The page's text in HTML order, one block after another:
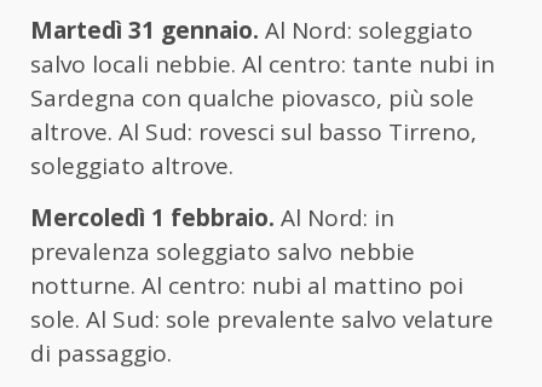
Martedì 31 gennaio. Al Nord: soleggiato
salvo locali nebbie. Al centro: tante nubi in
Sardegna con qualche piovasco, più sole
altrove. Al Sud: rovesci sul basso Tirreno,
soleggiato altrove.
Mercoledì 1 febbraio. Al Nord: in
prevalenza soleggiato salvo nebbie
notturne. Al centro: nubi al mattino poi
sole. Al Sud: sole prevalente salvo velature
di passaggio.